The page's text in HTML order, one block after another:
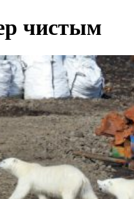
чистым